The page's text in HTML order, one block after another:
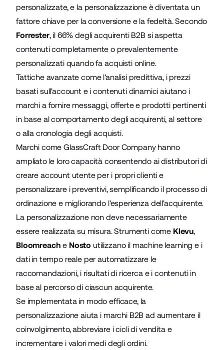
personalizzate, e la personalizzazione è diventata un
fattore chiave per la conversione e la fedeltà. Secondo
Forrester, il 66% degli acquirenti B2B si aspetta
contenuti completamente o prevalentemente
personalizzati quando fa acquisti online.
Tattiche avanzate come l'analisi predittiva, i prezzi
basati sull'account e i contenuti dinamici aiutano i
marchi a fornire messaggi, offerte e prodotti pertinenti
in base al comportamento degli acquirenti, al settore
o alla cronologia degli acquisti.
Marchi come GlassCraft Door Company hanno
ampliato le loro capacità consentendo ai distributori di
creare account utente per i propri clienti e
personalizzare i preventivi, semplificando il processo di
ordinazione e migliorando l'esperienza dell'acquirente.
La personalizzazione non deve necessariamente
essere realizzata su misura. Strumenti come Klevu,
Bloomreach e Nosto utilizzano il machine learning e i
dati in tempo reale per automatizzare le
raccomandazioni, i risultati di ricerca e i contenuti in
base al percorso di ciascun acquirente.
Se implementata in modo efficace, la
personalizzazione aiuta i marchi B2B ad aumentare il
coinvolgimento, abbreviare i cicli di vendita e
incrementare i valori medi degli ordini.